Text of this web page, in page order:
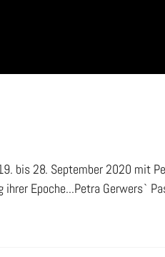
28. September 2020 mit
Epoche...Petra Gerwers`